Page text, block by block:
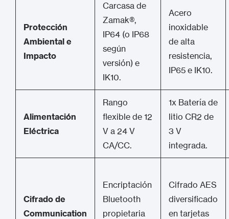
Protección
Ambiental e
Impacto
Carcasa de
Zamak®,
IP64 (o IP68
según
versión) e
IK10.
Acero
inoxidable
de alta
resistencia,
IP65 e IK10.
Alimentación
Eléctrica
Rango
flexible de 12
V a 24 V
CA/CC.
1x Batería de
litio CR2 de
3 V
integrada.
Cifrado de
Communication
Encriptación
Bluetooth
propietaria
Cifrado AES
diversificado
en tarjetas